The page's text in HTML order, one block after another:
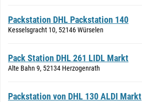
Packstation DHL Packstation 140
Kesselsgracht 10, 52146 Würselen
Pack Station DHL 261 LIDL Markt
Alte Bahn 9, 52134 Herzogenrath
Packstation von DHL 130 ALDI Markt